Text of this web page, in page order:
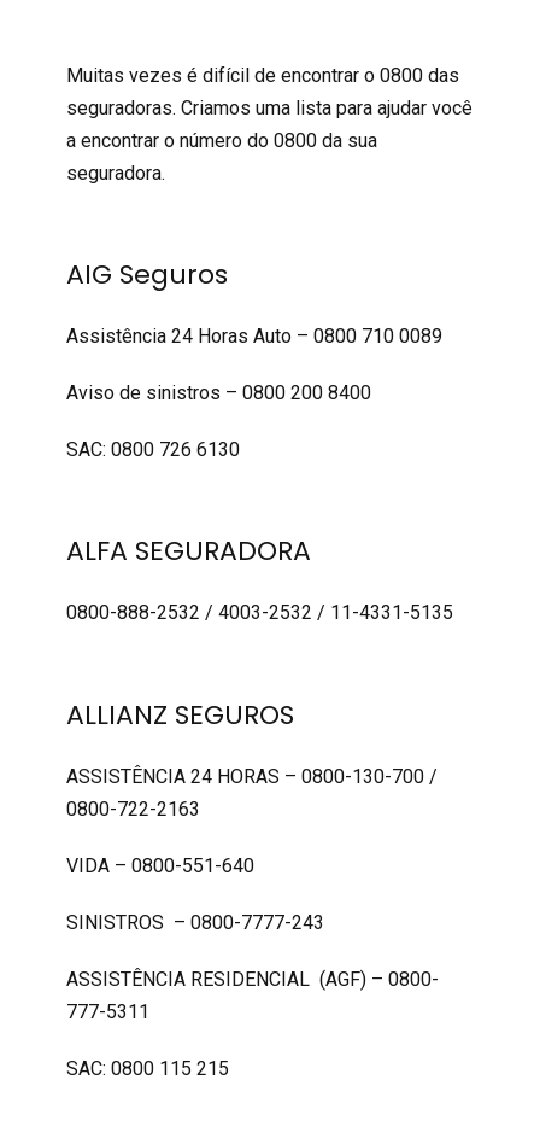
Muitas vezes é difícil de encontrar o 0800 das
seguradoras. Criamos uma lista para ajudar você
a encontrar o número do 0800 da sua
seguradora.
AIG Seguros
Assistência 24 Horas Auto – 0800 710 0089
Aviso de sinistros – 0800 200 8400
SAC: 0800 726 6130
ALFA SEGURADORA
0800-888-2532 / 4003-2532 / 11-4331-5135
ALLIANZ SEGUROS
ASSISTÊNCIA 24 HORAS – 0800-130-700 /
0800-722-2163
VIDA – 0800-551-640
SINISTROS – 0800-7777-243
ASSISTÊNCIA RESIDENCIAL (AGF) – 0800-
777-5311
SAC: 0800 115 215